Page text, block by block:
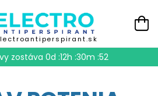
zostáva0d :12h :30m :51